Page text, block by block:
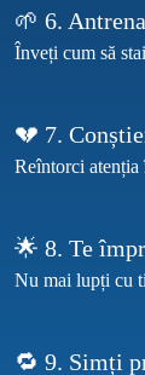
🌱 6.